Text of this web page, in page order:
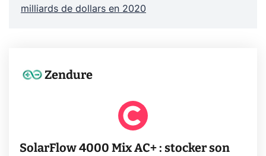
milliards de dollars en 2020
Zendure
SolarFlow 4000 Mix AC+ : stocker son